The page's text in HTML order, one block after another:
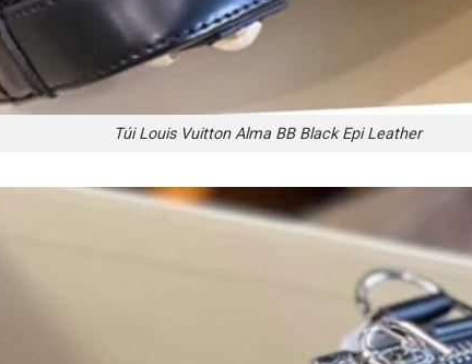
Túi Louis Vuitton Alma BB Black Epi Leather